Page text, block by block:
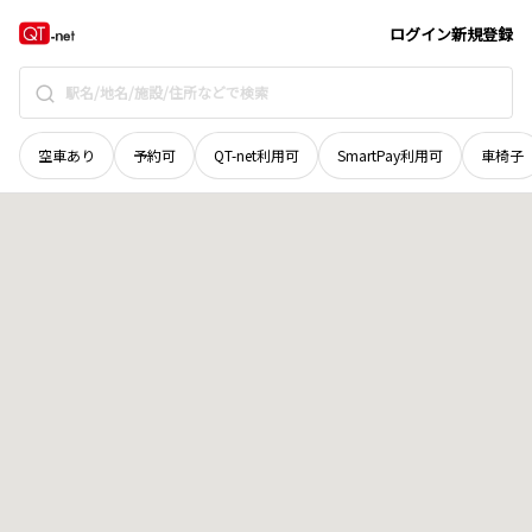
ログイン新規登録
空車あり 予約可 QT-net利用可 SmartPay利用可 車椅子
宮城県